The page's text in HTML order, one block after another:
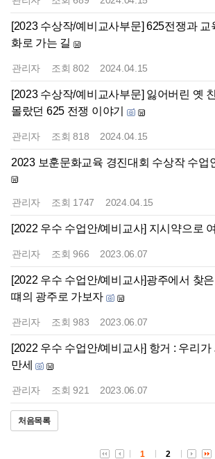
[2023 수상작/예비교사부문] 625전쟁과 교
화로 가는 길
관리자 조회802 2024.04.15
[2023 수상작/예비교사부문] 잃어버린 옛
몰랐던 625 전쟁 이야기
관리자 조회818 2024.04.15
2023 보훈문화교육 경진대회 수상작 수업
관리자 조회 1747 2024.04.15
[2022 우수 수업안/예비교사] 지시약으로
관리자 조회966 2023.06.07
[2022 우수 수업안/예비교사]광주에서 찾
떄의 광주로 가보자
관리자 조회983 2023.06.07
[2022 우수 수업안/예비교사] 항거 : 우리가
만세
관리자 조회921 2023.06.07
처음목록
1 2